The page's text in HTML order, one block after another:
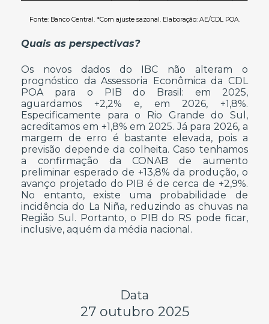
Fonte: Banco Central. *Com ajuste sazonal. Elaboração: AE/CDL POA.
Quais as perspectivas?
Os novos dados do IBC não alteram o
prognóstico da Assessoria Econômica da CDL
POA para o PIB do Brasil: em 2025,
aguardamos +2,2% e, em 2026, +1,8%.
Especificamente para o Rio Grande do Sul,
acreditamos em +1,8% em 2025. Já para 2026, a
margem de erro é bastante elevada, pois a
previsão depende da colheita. Caso tenhamos
a confirmação da CONAB de aumento
preliminar esperado de +13,8% da produção, o
avanço projetado do PIB é de cerca de +2,9%.
No entanto, existe uma probabilidade de
incidência do La Niña, reduzindo as chuvas na
Região Sul. Portanto, o PIB do RS pode ficar,
inclusive, aquém da média nacional.
Data
27 outubro 2025